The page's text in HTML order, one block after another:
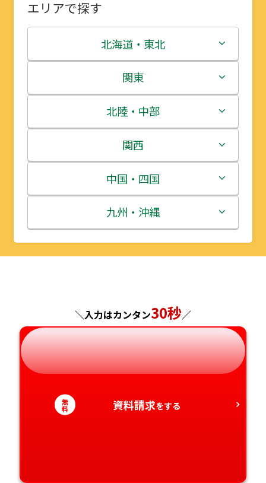
エリアで探す
北海道・東北
北海道
青森県
岩手県
宮城県
秋田県
山形県
関東
茨城県
栃木県
群馬県
埼玉県
千葉県
神奈川県
北陸・中部
新潟県
富山県
石川県
福井県
長野県
岐阜県
静岡県
愛知県
関西
三重県
滋賀県
京都府
兵庫県
奈良県
和歌山県
中国・四国
鳥取県
島根県
広島県
山口県
徳島県
香川県
九州・沖縄
福岡県
長崎県
熊本県
大分県
宮崎県
＼入力はカンタン30秒／
無
料 資料請求をする